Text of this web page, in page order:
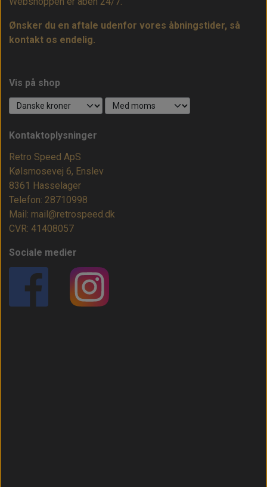
Ønsker du en aftale udenfor vores åbningstider, så
kontakt os endelig.
Vis på shop
Kontaktoplysninger
Retro Speed ApS
Kølsmosevej 6, Enslev
8361 Hasselager
Telefon: 28710998
Mail: mail@retrospeed.dk
CVR: 41408057
Sociale medier